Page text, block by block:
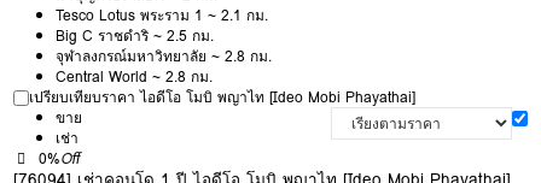
Tesco Lotus พระราม 1 ~ 2.1 กม.
Big C ราชดำริ ~ 2.5 กม.
จุฬาลงกรณ์มหาวิทยาลัย ~ 2.8 กม.
Central World ~ 2.8 กม.
เปรียบเทียบราคา ไอดีโอ โมบิ พญาไท [Ideo Mobi Phayathai]
ขาย
เช่า
0%Off